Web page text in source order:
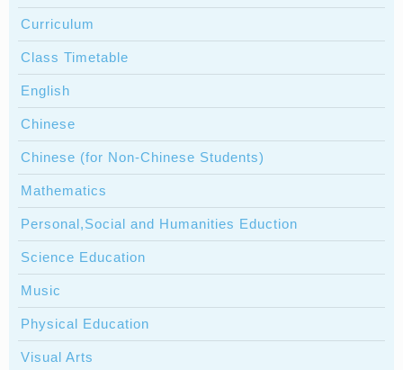
Curriculum
Class Timetable
English
Chinese
Chinese (for Non-Chinese Students)
Mathematics
Personal,Social and Humanities Eduction
Science Education
Music
Physical Education
Visual Arts